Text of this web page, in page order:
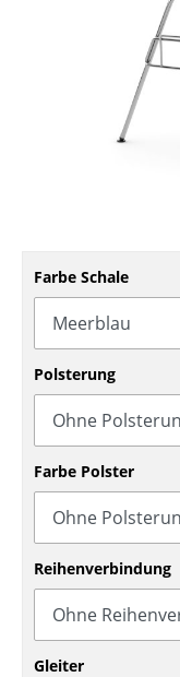
Bänke & Liegen
Bürodrehstühle
Konferenzstühle
Bürosessel
Einzelteile
... alle Sitzmöbel
Tische
Esstische
Beistelltische
Farbe Schale
Polsterung
Farbe Polster
Reihenverbindung
Gleiter